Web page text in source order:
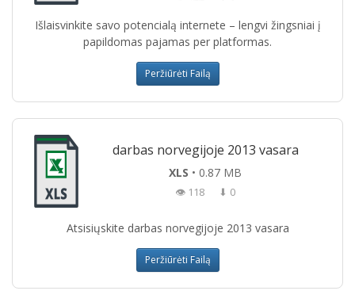
Išlaisvinkite savo potencialą internete – lengvi žingsniai į
papildomas pajamas per platformas.
Peržiūrėti Failą
darbas norvegijoje 2013 vasara
XLS • 0.87 MB
👁 118 ⬇ 0
Atsisiųskite darbas norvegijoje 2013 vasara
Peržiūrėti Failą